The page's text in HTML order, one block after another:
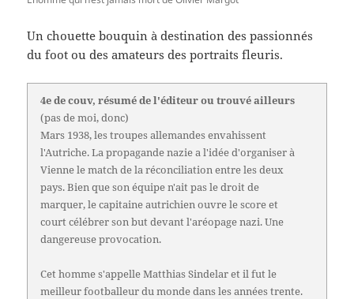
Un chouette bouquin à destination des passionnés
du foot ou des amateurs des portraits fleuris.
4e de couv, résumé de l'éditeur ou trouvé ailleurs
(pas de moi, donc)
Mars 1938, les troupes allemandes envahissent
l'Autriche. La propagande nazie a l'idée d'organiser à
Vienne le match de la réconciliation entre les deux
pays. Bien que son équipe n'ait pas le droit de
marquer, le capitaine autrichien ouvre le score et
court célébrer son but devant l'aréopage nazi. Une
dangereuse provocation.
Cet homme s'appelle Matthias Sindelar et il fut le
meilleur footballeur du monde dans les années trente.